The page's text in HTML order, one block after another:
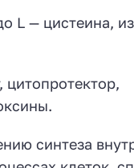
L — цистеина,
синтеза